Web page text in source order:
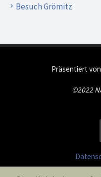
Besuch Grömitz
Präsentiert von
©2022